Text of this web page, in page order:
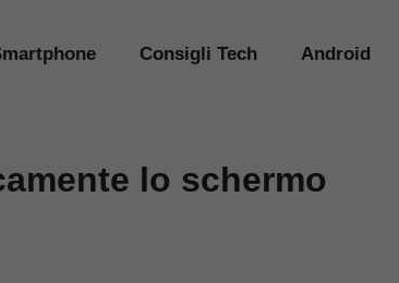
Consigli Tech Android
lo schermo